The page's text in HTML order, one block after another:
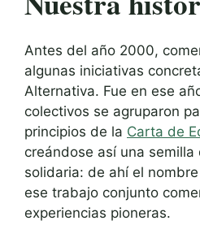
Antes del año 2000,
algunas iniciativas
Alternativa. Fue en ese
colectivos se agruparon
principios de la Carta de
creándose así una semilla
solidaria: de ahí el nombre
ese trabajo conjunto
experiencias pioneras.